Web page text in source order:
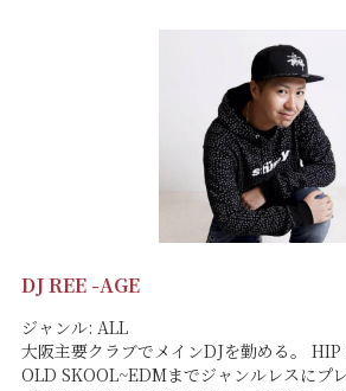
DJ REE -AGE
ジャンル: ALL
大阪主要クラブでメインDJを勤める。
OLD SKOOL~EDMまでジャンルレスにプ